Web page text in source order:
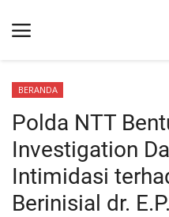
Redaksi
Binkam
BERANDA
Polda NTT
Investigation
Intimidasi
Berinisial dr.